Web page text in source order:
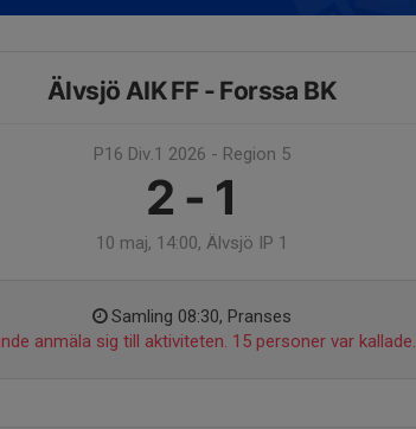
Älvsjö AIK FF - Forssa BK
P16 Div.1 2026 - Region 5
2 - 1
10 maj, 14:00, Älvsjö IP 1
Samling 08:30, Pranses
anmäla sig till aktiviteten. 15 personer var kallade.